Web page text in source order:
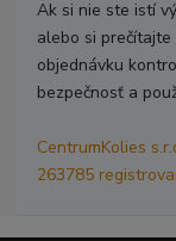
Ak si nie ste istí
alebo si prečítajte
objednávku
bezpečnosť a
CentrumKolies
263785